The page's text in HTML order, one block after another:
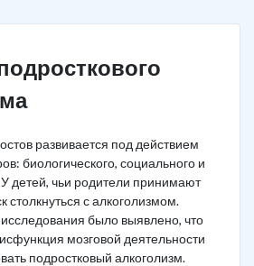
развивается под действием
биологического, социального и
У детей, чьи родители принимают
столкнуться с алкоголизмом.
было выявлено, что
мозговой деятельности
подростковый алкоголизм.